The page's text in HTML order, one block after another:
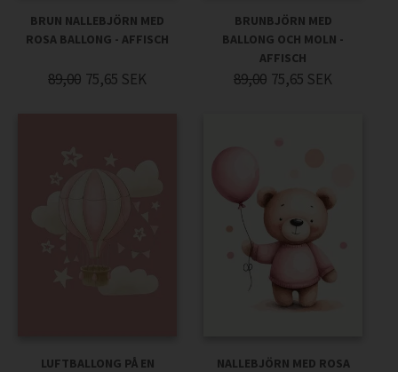
BRUN NALLEBJÖRN MED
ROSA BALLONG - AFFISCH
89,00 75,65 SEK
BRUNBJÖRN MED
BALLONG OCH MOLN -
AFFISCH
89,00 75,65 SEK
LUFTBALLONG PÅ EN
NALLEBJÖRN MED ROSA